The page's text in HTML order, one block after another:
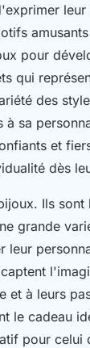
pour
qui
des
sa
et
dès
Ils
grande
et à leurs
le cadeau
pour celui